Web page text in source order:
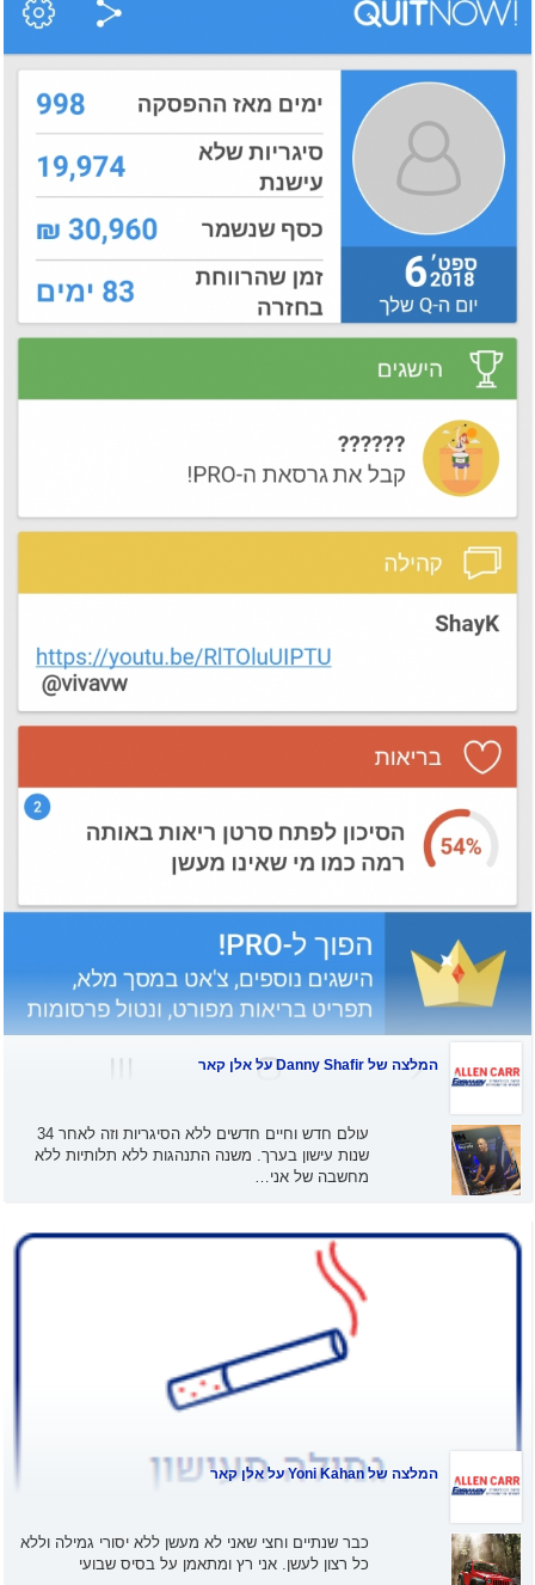
המלצה של על אלן קאר
עולם חדש וחיים חדשים ללא הסיגריות וזה לאחר 34
שנות עישון בערך. משנה התנהגות ללא תלותיות ללא
מחשבה של אני…
המלצה של על אלן קאר
כבר שנתיים וחצי שאני לא מעשן ללא יסורי גמילה וללא
כל רצון לעשן. אני רץ ומתאמן על בסיס שבועי